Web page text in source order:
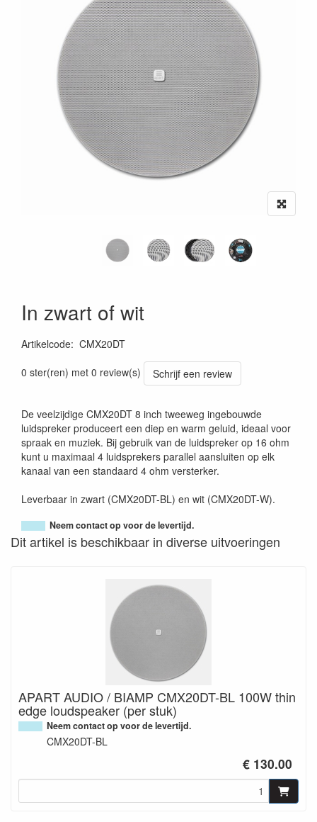
In zwart of wit
Artikelcode: CMX20DT
0 ster(ren) met 0 review(s)
Schrijf een review
De veelzijdige CMX20DT 8 inch tweeweg ingebouwde
luidspreker produceert een diep en warm geluid, ideaal voor
spraak en muziek. Bij gebruik van de luidspreker op 16 ohm
kunt u maximaal 4 luidsprekers parallel aansluiten op elk
kanaal van een standaard 4 ohm versterker.
Leverbaar in zwart (CMX20DT-BL) en wit (CMX20DT-W).
Neem contact op voor de levertijd.
Dit artikel is beschikbaar in diverse uitvoeringen
APART AUDIO / BIAMP CMX20DT-BL 100W thin
edge loudspeaker (per stuk)
Neem contact op voor de levertijd.
CMX20DT-BL
€ 130.00